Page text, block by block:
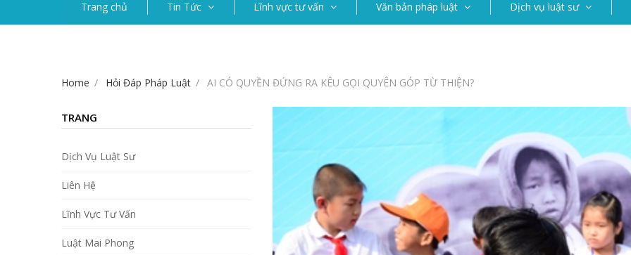
Trang chủ Tin Tức Lĩnh vực tư vấn Văn bản pháp luật Dịch vụ luật sư
Home Hỏi Đáp Pháp Luật AI CÓ QUYỀN ĐỨNG RA KÊU GỌI QUYÊN GÓP TỪ THIỆN?
TRANG
Dịch Vụ Luật Sư
Liên Hệ
Lĩnh Vực Tư Vấn
Luật Mai Phong